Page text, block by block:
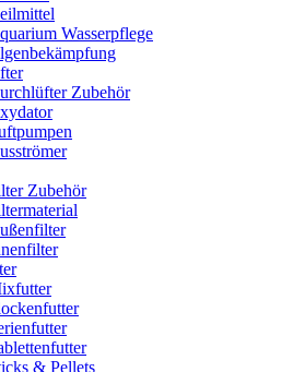
Wasserpflege
Zubehör
Zubehör
& Pellets